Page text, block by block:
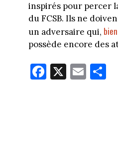
inspirés pour percer
du FCSB. Ils ne
un adversaire qui,
possède encore des
Fa
ce
X E
m
Pa